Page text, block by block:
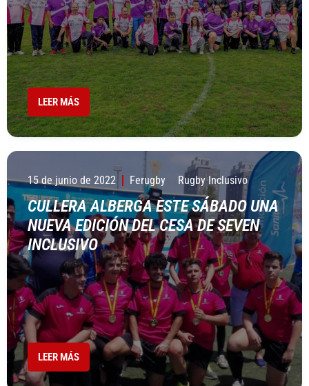
LEER MÁS
15 de junio de 2022 Ferugby Rugby Inclusivo
CULLERA ALBERGA ESTE SÁBADO UNA
NUEVA EDICIÓN DEL CESA DE SEVEN
INCLUSIVO
LEER MÁS